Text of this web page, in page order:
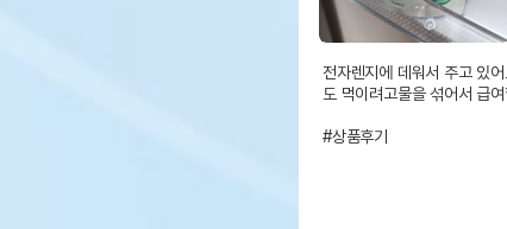
전자렌지에 데워서 주고 있
도 먹이려고물을 섞어서 급
#상품후기